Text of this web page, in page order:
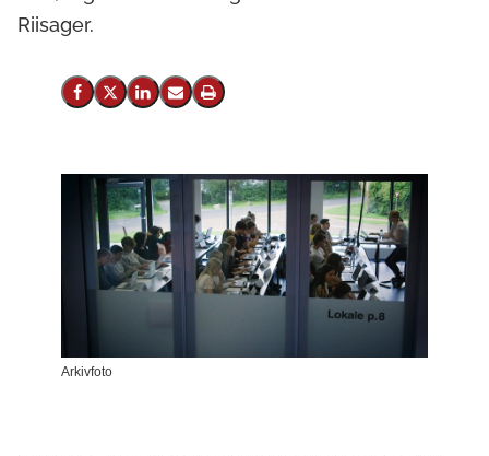
Riisager.
Del på Facebook
Del på X (Twitter)
Del på LinkedIn
Send email
Print
Arkivfoto